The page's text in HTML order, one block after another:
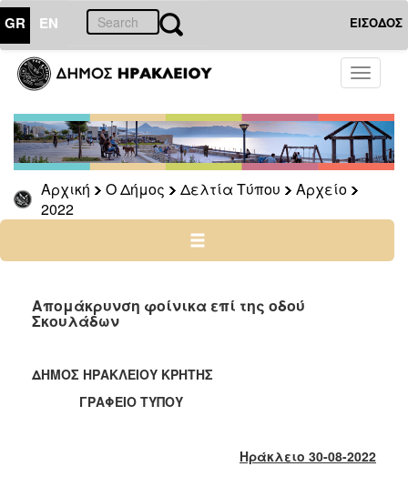
GR EN ΕΙΣΟΔΟΣ
Toggle
Αρχική Ο Δήμος Δελτία Τύπου
Αρχείο
2022
ΔΗΜΟΣ
Δελτία
Τύπου
Αρχείο
2026
2025
2022
2021
2019
2018
Απομάκρυνση φοίνικα επί της οδού
Σκουλάδων
ΔΗΜΟΣ ΗΡΑΚΛΕΙΟΥ ΚΡΗΤΗΣ
ΓΡΑΦΕΙΟ ΤΥΠΟΥ
Ηράκλειο 30-08-2022